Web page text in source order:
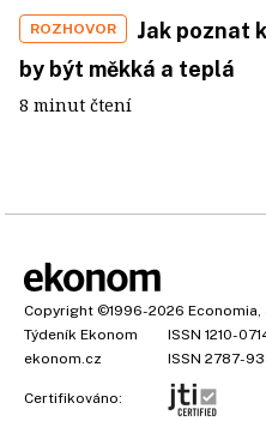
ROZHOVOR
Jak poznat
by být měkká a teplá
8 minut čtení
Copyright ©1996-2026 Economia,
Týdeník Ekonom
ISSN 1210-
ekonom.cz
ISSN 2787-
Certifikováno: